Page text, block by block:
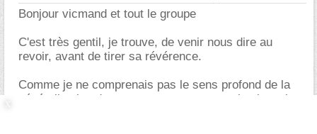
Bonjour vicmand et tout le groupe
C'est très gentil, je trouve, de venir nous dire au
revoir, avant de tirer sa révérence.
Comme je ne comprenais pas le sens profond de la
généralisation de notre comportement, selon lequel